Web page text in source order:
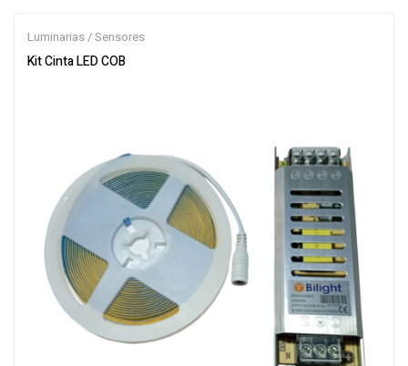
Luminarias / Sensores
Kit Cinta LED COB